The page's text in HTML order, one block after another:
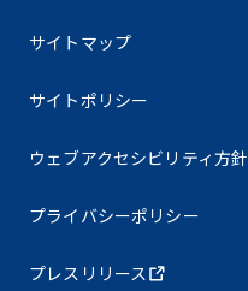
サイトマップ
サイトポリシー
ウェブアクセシビリティ方針
プライバシーポリシー
プレスリリース